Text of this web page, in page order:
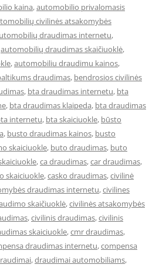
kaina,automobilio privalomasis
civilinės atsakomybės
draudimas internetu,
automobilių draudimas skaičiuoklė,
,automobiliu draudimu kainos,
draudimas, bendrosios civilinės
, bta draudimas internetu, bta
, bta draudimas klaipeda, bta draudimas
internetu, bta skaiciuokle, būsto
, busto draudimas kainos, busto
skaiciuokle, buto draudimas, buto
,ca draudimas,car draudimas,
skaiciuokle,casko draudimas,civilinė
draudimas internetu,civilines
skaičiuoklė,civilinės atsakomybės
,civilinis draudimas,civilinis
skaiciuokle,cmr draudimas,
draudimas internetu,compensa
,draudimai automobiliams,